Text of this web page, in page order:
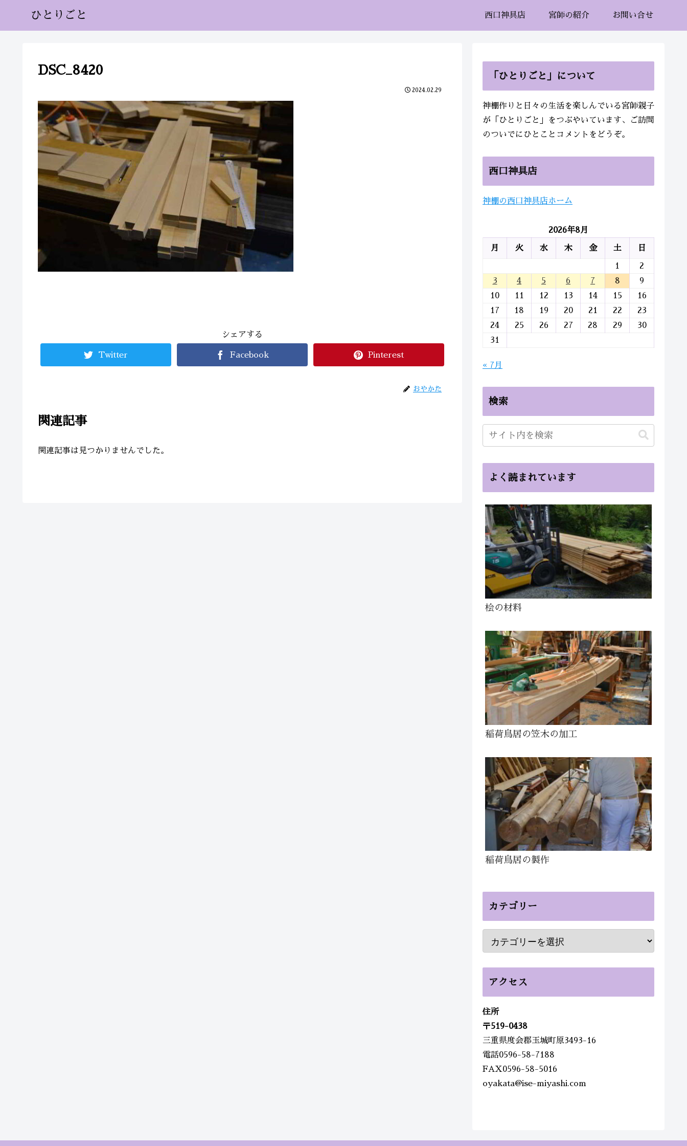
ひとりごと 西口神具店 宮師の紹介 お問い合せ
DSC_8420
2024.02.29
シェアする
Twitter Facebook Pinterest
おやかた
関連記事
関連記事は見つかりませんでした。
「ひとりごと」について
神棚作りと日々の生活を楽しんでいる宮師親子
が「ひとりごと」をつぶやいています、ご訪問
のついでにひとことコメントをどうぞ。
西口神具店
神棚の西口神具店ホーム
2026年8月
月 火 水 木 金 土 日
1
2
3
4 5 6 7 8
9
10
11 12 13 14 15
16
17
18 19 20 21 22
23
24
25 26 27 28 29
30
31
« 7月
検索
よく読まれています
桧の材料
稲荷鳥居の笠木の加工
稲荷鳥居の製作
カテゴリー
アクセス
住所
〒519-0438
三重県度会郡玉城町原3493-16
電話0596-58-7188
FAX0596-58-5016
oyakata@ise-miyashi.com